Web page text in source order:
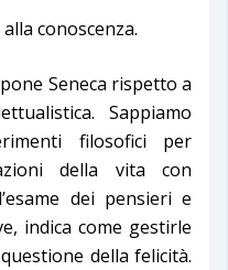
conoscenza.
Seneca rispetto a
Sappiamo
filosofici per
della vita con
dei pensieri e
indica come gestirle
della felicità.